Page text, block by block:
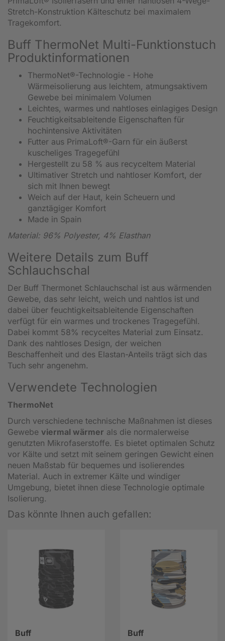
Stretch-Konstruktion Kälteschutz bei maximalem
Tragekomfort.
Buff ThermoNet Multi-Funktionstuch
Produktinformationen
ThermoNet®-Technologie - Hohe
Wärmeisolierung aus leichtem, atmungsaktivem
Gewebe bei minimalem Volumen
Leichtes, warmes und nahtloses einlagiges Design
Feuchtigkeitsableitende Eigenschaften für
hochintensive Aktivitäten
Futter aus PrimaLoft®-Garn für ein äußerst
kuscheliges Tragegefühl
Hergestellt zu 58 % aus recyceltem Material
Ultimativer Stretch und nahtloser Komfort, der
sich mit Ihnen bewegt
Weich auf der Haut, kein Scheuern und
ganztägiger Komfort
Made in Spain
Material: 96% Polyester, 4% Elasthan
Weitere Details zum Buff
Schlauchschal
Der Buff Thermonet Schlauchschal ist aus wärmenden
Gewebe, das sehr leicht, weich und nahtlos ist und
dabei über feuchtigkeitsableitende Eigenschaften
verfügt für ein warmes und trockenes Tragegefühl.
Dabei kommt 58% recyceltes Material zum Einsatz.
Dank des nahtloses Design, der weichen
Beschaffenheit und des Elastan-Anteils trägt sich das
Tuch sehr angenehm.
Verwendete Technologien
ThermoNet
Durch verschiedene technische Maßnahmen ist dieses
Gewebe viermal wärmer als die normalerweise
genutzten Mikrofaserstoffe. Es bietet optimalen Schutz
vor Kälte und setzt mit seinem geringen Gewicht einen
neuen Maßstab für bequemes und isolierendes
Material. Auch in extremer Kälte und windiger
Umgebung, bietet ihnen diese Technologie optimale
Isolierung.
Das könnte Ihnen auch gefallen:
Buff
Buff